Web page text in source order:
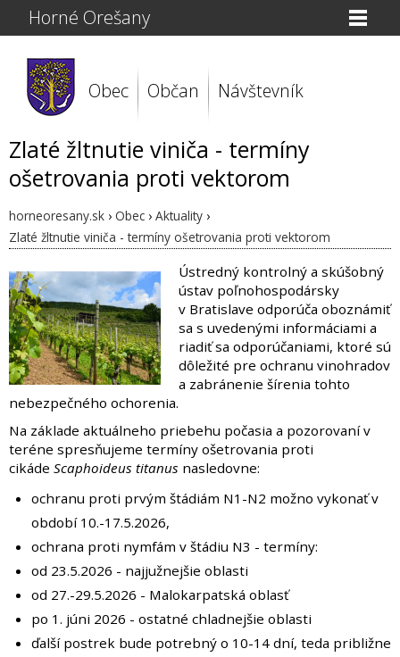
Horné Orešany
Obec Občan Návštevník
Zlaté žltnutie viniča - termíny
ošetrovania proti vektorom
horneoresany.sk › Obec › Aktuality ›
Zlaté žltnutie viniča - termíny ošetrovania proti vektorom
Ústredný kontrolný a skúšobný
ústav poľnohospodársky
v Bratislave odporúča oboznámiť
sa s uvedenými informáciami a
riadiť sa odporúčaniami, ktoré sú
dôležité pre ochranu vinohradov
a zabránenie šírenia tohto
nebezpečného ochorenia.
Na základe aktuálneho priebehu počasia a pozorovaní v
teréne spresňujeme termíny ošetrovania proti
cikáde Scaphoideus titanus nasledovne:
ochranu proti prvým štádiám N1-N2 možno vykonať v
období 10.-17.5.2026,
ochrana proti nymfám v štádiu N3 - termíny:
od 23.5.2026 - najjužnejšie oblasti
od 27.-29.5.2026 - Malokarpatská oblasť
po 1. júni 2026 - ostatné chladnejšie oblasti
ďalší postrek bude potrebný o 10-14 dní, teda približne